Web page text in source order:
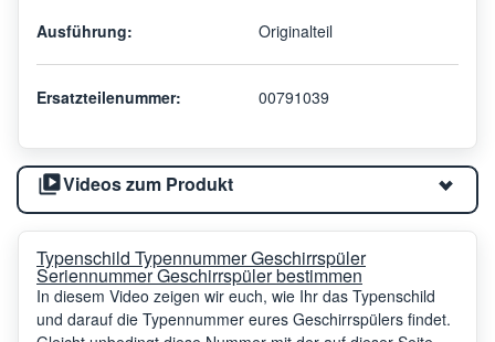
Ausführung:
Originalteil
Ersatzteilenummer: 00791039
Videos zum Produkt
Typenschild Typennummer Geschirrspüler
Seriennummer Geschirrspüler bestimmen
In diesem Video zeigen wir euch, wie Ihr das Typenschild
und darauf die Typennummer eures Geschirrspülers findet.